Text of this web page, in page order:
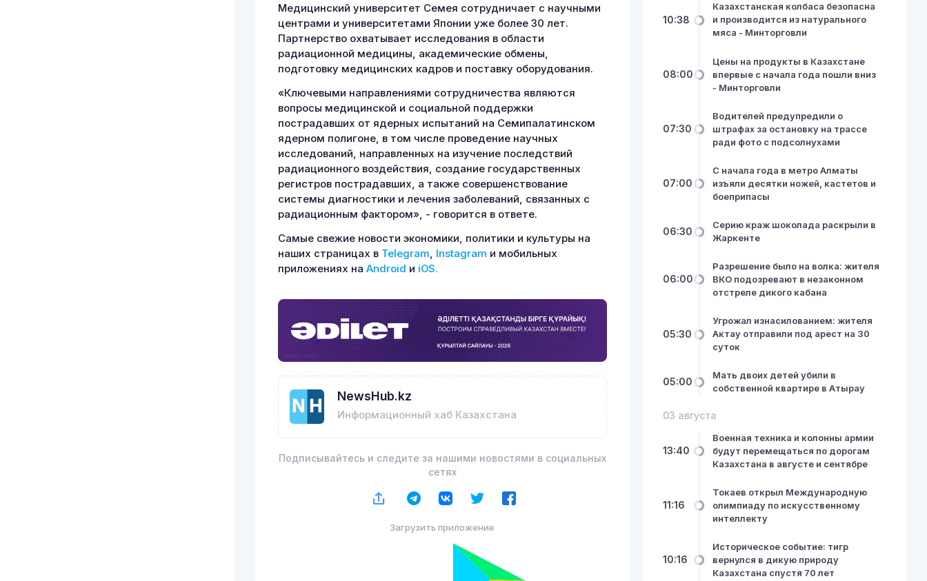
Медицинский университет Семея сотрудничает с научными
центрами и университетами Японии уже более 30 лет.
Партнерство охватывает исследования в области
радиационной медицины, академические обмены,
подготовку медицинских кадров и поставку оборудования.
«Ключевыми направлениями сотрудничества являются
вопросы медицинской и социальной поддержки
пострадавших от ядерных испытаний на Семипалатинском
ядерном полигоне, в том числе проведение научных
исследований, направленных на изучение последствий
радиационного воздействия, создание государственных
регистров пострадавших, а также совершенствование
системы диагностики и лечения заболеваний, связанных с
радиационным фактором», - говорится в ответе.
Самые свежие новости экономики, политики и культуры на
наших страницах в Telegram, Instagram и мобильных
приложениях на Android и iOS.
NewsHub.kz
Информационный хаб Казахстана
Подписывайтесь и следите за нашими новостями в социальных
сетях
Загрузить приложение
10:38
Казахстанская колбаса безопасна
и производится из натурального
мяса - Минторговли
08:00
Цены на продукты в Казахстане
впервые с начала года пошли вниз
- Минторговли
07:30
Водителей предупредили о
штрафах за остановку на трассе
ради фото с подсолнухами
07:00
С начала года в метро Алматы
изъяли десятки ножей, кастетов и
боеприпасы
06:30
Серию краж шоколада раскрыли в
Жаркенте
06:00
Разрешение было на волка: жителя
ВКО подозревают в незаконном
отстреле дикого кабана
05:30
Угрожал изнасилованием: жителя
Актау отправили под арест на 30
суток
05:00
Мать двоих детей убили в
собственной квартире в Атырау
03 августа
13:40
Военная техника и колонны армии
будут перемещаться по дорогам
Казахстана в августе и сентябре
11:16
Токаев открыл Международную
олимпиаду по искусственному
интеллекту
10:16
Историческое событие: тигр
вернулся в дикую природу
Казахстана спустя 70 лет